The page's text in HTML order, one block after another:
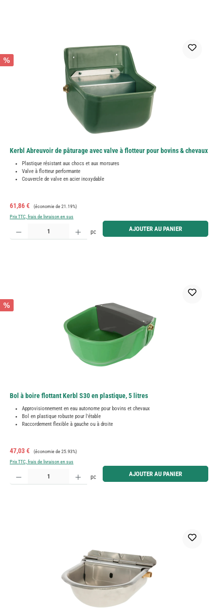
%
Kerbl Abreuvoir de pâturage avec valve à flotteur pour bovins & chevaux
Plastique résistant aux chocs et aux morsures
Valve à flotteur performante
Couvercle de valve en acier inoxydable
Prix de vente :
61,86 € Prix régulier :
(économie de 21.19%)
Prix TTC, frais de livraison en sus
Quantité de produit : Entrez la quantité souhaitée ou utilisez les boutons pour augmenter ou
pc AJOUTER AU PANIER
%
Bol à boire flottant Kerbl S30 en plastique, 5 litres
Approvisionnement en eau autonome pour bovins et chevaux
Bol en plastique robuste pour l'étable
Raccordement flexible à gauche ou à droite
Prix de vente :
47,03 € Prix régulier :
(économie de 25.93%)
Prix TTC, frais de livraison en sus
Quantité de produit : Entrez la quantité souhaitée ou utilisez les boutons pour augmenter ou
pc AJOUTER AU PANIER